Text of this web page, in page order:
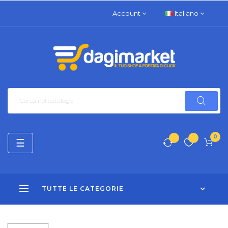
Account Italiano
0
TUTTE LE CATEGORIE
navigazione
Toggle
☰